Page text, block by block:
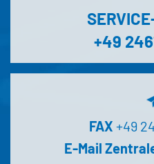
+49
FAX +49
E-Mail